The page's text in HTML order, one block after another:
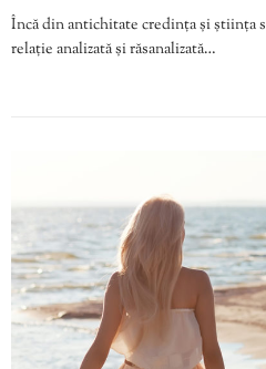
Încă din antichitate credința și știința
relație analizată și răsanalizată…